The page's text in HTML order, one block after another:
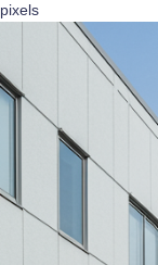
pixels